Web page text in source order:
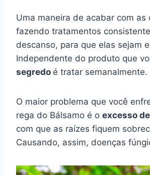
Uma maneira de acabar com as
fazendo tratamentos
descanso, para que elas sejam
Independente do produto que
segredo é tratar semanalmente.
O maior problema que você
rega do Bálsamo é o excesso
com que as raízes fiquem
Causando, assim, doenças